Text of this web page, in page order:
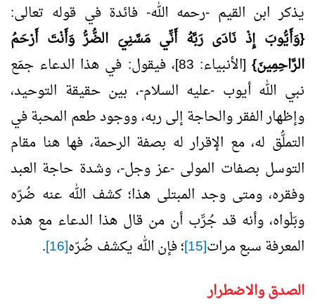
يذكر ابن القيم -رحمه الله- فائدة في قوله تعالى:
{وَأَيُّوبَ إِذْ نَادَى رَبَّهُ أَنِّي مَسَّنِيَ الضُّرُّ وَأَنْتَ أَرْحَمُ
الرَّاحِمِينَ}
[الأنبياء: 83]، فيقول: في هذا الدعاء جمَع
نبي الله أيوب -عليه السلام-، بين حقيقة التوحيد،
وإظهار الفقر والحاجة إلى ربه، ووجود طعم المحبة في
التملُّق له، مع الإقرار له بصفة الرحمة، فها هنا مقام
التوسل بصفات المولى -عز وجل-، وشدة حاجة العبد
وفقره، ومتى وجد المبتلى هذا؛ كشف الله عنه ضُرّه
وبَلْواه، وأنه قد جُرِّب أن من قال هذا الدعاء مع هذه
المعرفة سبع مرات[15] ؛ فإن الله يكشف ضُرّه[16]
.
الصدق والاضطرار